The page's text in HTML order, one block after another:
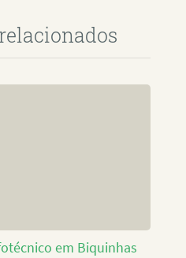
em Biquinhas